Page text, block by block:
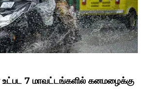
7 மாவட்டங்களில் கனமழைக்கு